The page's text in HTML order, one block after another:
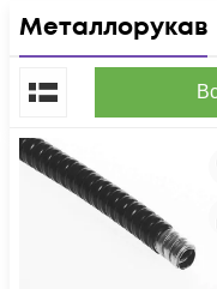
Металлорукав
По